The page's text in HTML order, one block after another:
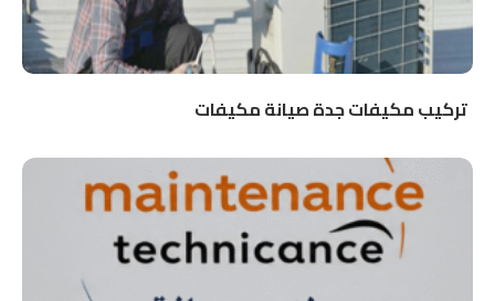
تركيب مكيفات جدة صيانة مكيفات